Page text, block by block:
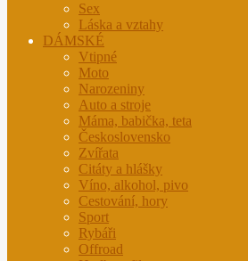
Sex
Láska a vztahy
DÁMSKÉ
Vtipné
Moto
Narozeniny
Auto a stroje
Máma, babička, teta
Československo
Zvířata
Citáty a hlášky
Víno, alkohol, pivo
Cestování, hory
Sport
Rybáři
Offroad